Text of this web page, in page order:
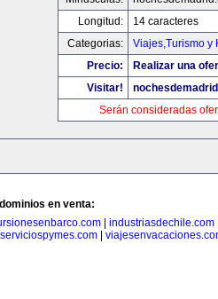
Longitud:
14 caracteres
Categorias:
Viajes,Turismo y
Precio:
Realizar una
Visitar!
Serán consideradas
en venta:
industriasdechile.com
serviciospymes.com